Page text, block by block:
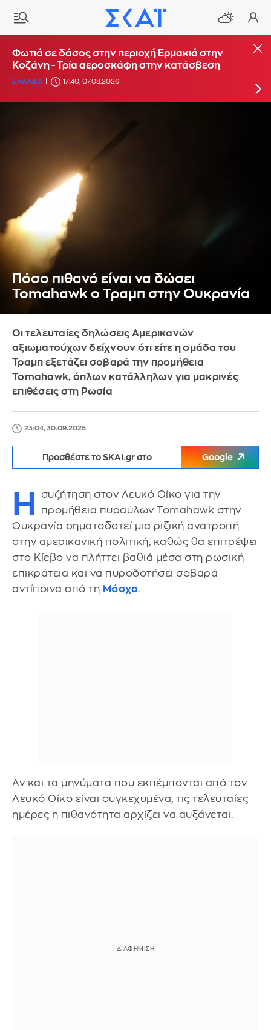
Φωτιά στο Στεφάνι Κορίνθου - Μήνυμα από το
112 για ετοιμότητα
ΕΛΛΑΔΑ 16:29, 07.08.2026
Φωτιά σε δάσος στην περιοχή Ερμακιά στην
Κοζάνη - Τρία αεροσκάφη στην κατάσβεση
ΕΛΛΑΔΑ 17:40, 07.08.2026
Πόσο πιθανό είναι να δώσει
Tomahawk ο Τραμπ στην Ουκρανία
Οι τελευταίες δηλώσεις Αμερικανών
αξιωματούχων δείχνουν ότι είτε η ομάδα του
Τραμπ εξετάζει σοβαρά την προμήθεια
Tomahawk, όπλων κατάλληλων για μακρινές
επιθέσεις στη Ρωσία
23:04, 30.09.2025
Προσθέστε το SKAI.gr στο Google
Η
συζήτηση στον Λευκό Οίκο για την
προμήθεια πυραύλων Tomahawk στην
Ουκρανία σηματοδοτεί μια ριζική ανατροπή
στην αμερικανική πολιτική, καθώς θα επιτρέψει
στο Κίεβο να πλήττει βαθιά μέσα στη ρωσική
επικράτεια και να πυροδοτήσει σοβαρά
αντίποινα από τη Μόσχα.
Αν και τα μηνύματα που εκπέμπονται από τον
Λευκό Οίκο είναι συγκεχυμένα, τις τελευταίες
ημέρες η πιθανότητα αρχίζει να αυξάνεται.